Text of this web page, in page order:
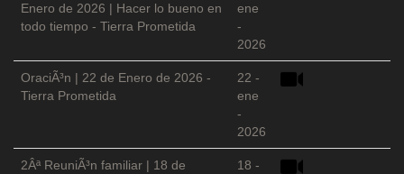
Enero de 2026 | Hacer lo bueno en
todo tiempo - Tierra Prometida
ene
-
2026
OraciÃ³n | 22 de Enero de 2026 -
Tierra Prometida
22 -
ene
-
2026
2Âª ReuniÃ³n familiar | 18 de
18 -